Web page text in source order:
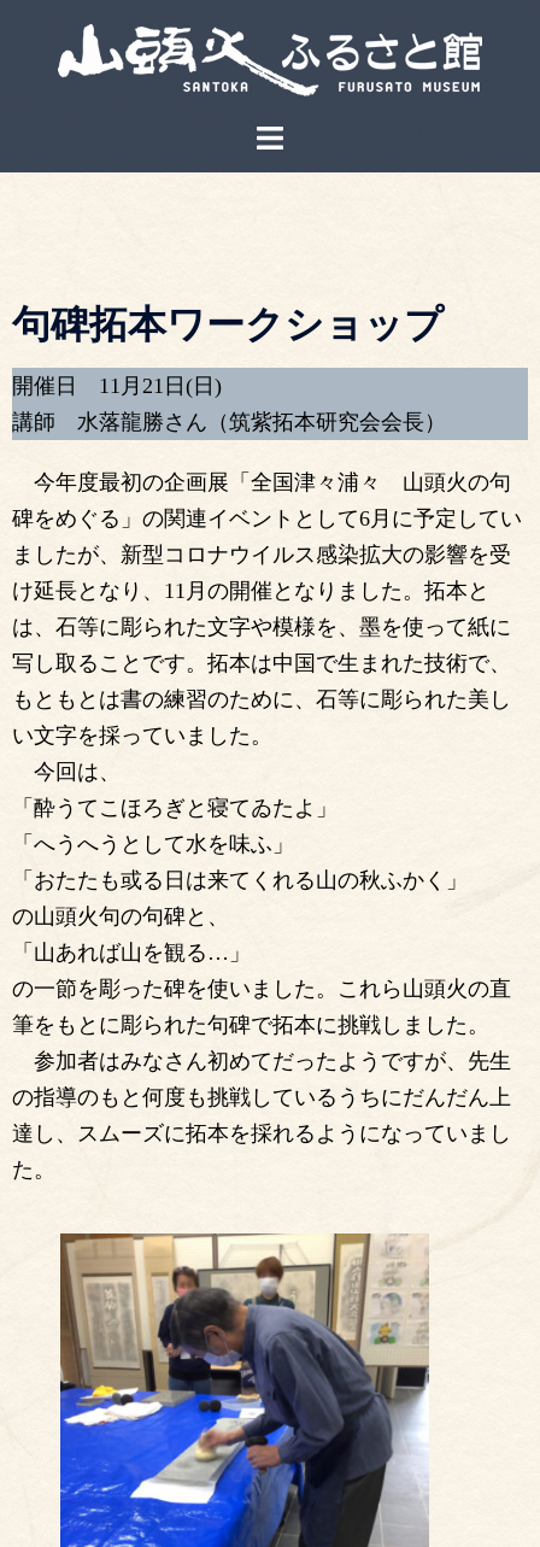
句碑拓本ワークショップ
開催日 11月21日(日)
講師 水落龍勝さん（筑紫拓本研究会会長）
今年度最初の企画展「全国津々浦々 山頭火の句
碑をめぐる」の関連イベントとして6月に予定してい
ましたが、新型コロナウイルス感染拡大の影響を受
け延長となり、11月の開催となりました。拓本と
は、石等に彫られた文字や模様を、墨を使って紙に
写し取ることです。拓本は中国で生まれた技術で、
もともとは書の練習のために、石等に彫られた美し
い文字を採っていました。
今回は、
「酔うてこほろぎと寝てゐたよ」
「へうへうとして水を味ふ」
「おたたも或る日は来てくれる山の秋ふかく」
の山頭火句の句碑と、
「山あれば山を観る…」
の一節を彫った碑を使いました。これら山頭火の直
筆をもとに彫られた句碑で拓本に挑戦しました。
参加者はみなさん初めてだったようですが、先生
の指導のもと何度も挑戦しているうちにだんだん上
達し、スムーズに拓本を採れるようになっていまし
た。